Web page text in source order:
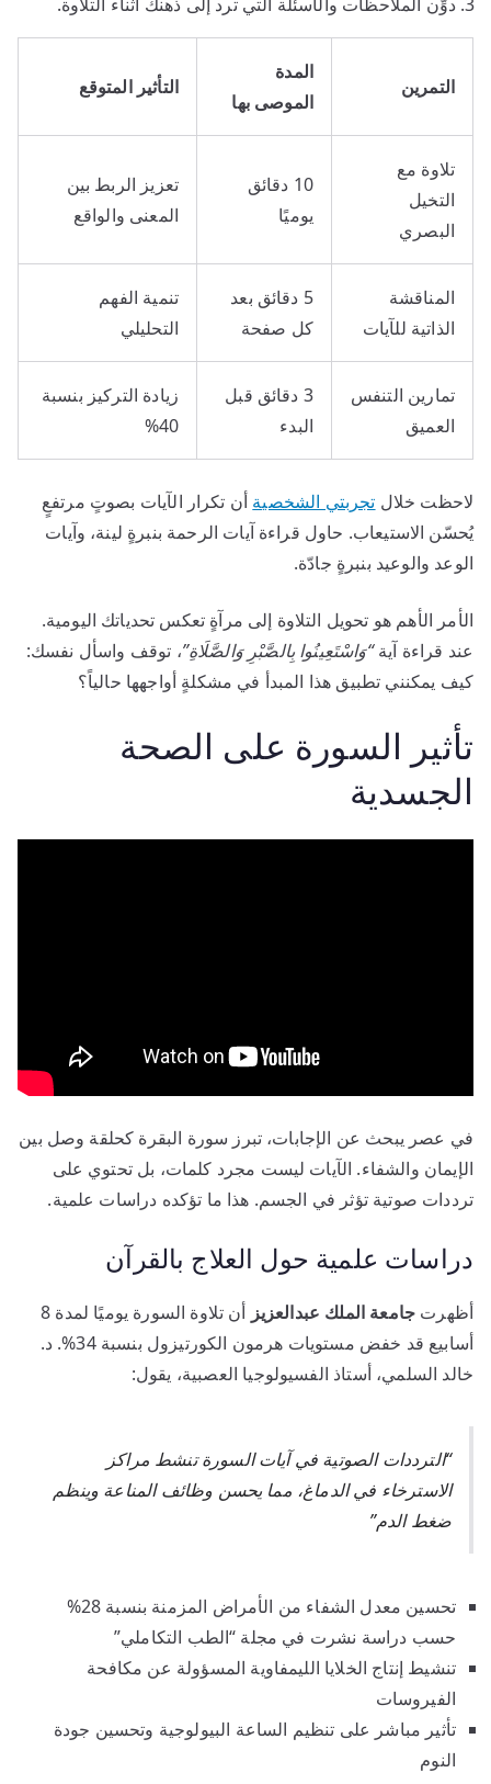
التمرين
المدة
الموصى بها
التأثير المتوقع
تلاوة مع
التخيل
البصري
10 دقائق
يوميًا
تعزيز الربط بين
المعنى والواقع
المناقشة
الذاتية للآيات
5 دقائق بعد
كل صفحة
تنمية الفهم
التحليلي
تمارين التنفس
العميق
3 دقائق قبل
البدء
زيادة التركيز بنسبة
40%
لاحظت خلال تجربتي الشخصية أن تكرار الآيات بصوتٍ مرتفعٍ
يُحسّن الاستيعاب. حاول قراءة آيات الرحمة بنبرةٍ لينة، وآيات
الوعد والوعيد بنبرةٍ جادّة.
الأمر الأهم هو تحويل التلاوة إلى مرآةٍ تعكس تحدياتك اليومية.
عند قراءة آية“وَاسْتَعِينُوا بِالصَّبْرِ وَالصَّلَاةِ”، توقف واسأل نفسك:
كيف يمكنني تطبيق هذا المبدأ في مشكلةٍ أواجهها حالياً؟
تأثير السورة على الصحة
الجسدية
في عصر يبحث عن الإجابات، تبرز سورة البقرة كحلقة وصل بين
الإيمان والشفاء. الآيات ليست مجرد كلمات، بل تحتوي على
ترددات صوتية تؤثر في الجسم. هذا ما تؤكده دراسات علمية.
دراسات علمية حول العلاج بالقرآن
أظهرت جامعة الملك عبدالعزيز
أن تلاوة السورة يوميًا لمدة 8
أسابيع قد خفض مستويات هرمون الكورتيزول بنسبة 34%. د.
خالد السلمي، أستاذ الفسيولوجيا العصبية، يقول:
“الترددات الصوتية في آيات السورة تنشط مراكز
الاسترخاء في الدماغ، مما يحسن وظائف المناعة وينظم
ضغط الدم”
تحسين معدل الشفاء من الأمراض المزمنة بنسبة 28%
حسب دراسة نشرت في مجلة “الطب التكاملي”
تنشيط إنتاج الخلايا الليمفاوية المسؤولة عن مكافحة
الفيروسات
تأثير مباشر على تنظيم الساعة البيولوجية وتحسين جودة
النوم